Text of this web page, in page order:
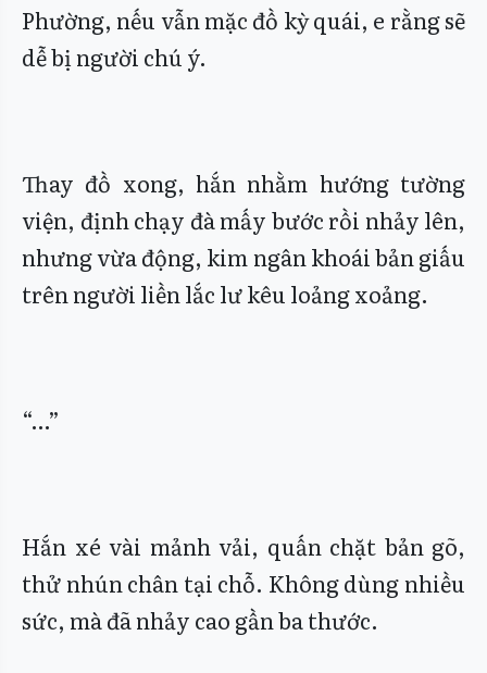
Phường, nếu vẫn mặc đồ kỳ quái, e rằng sẽ
dễ bị người chú ý.
Thay đồ xong, hắn nhằm hướng tường
viện, định chạy đà mấy bước rồi nhảy lên,
nhưng vừa động, kim ngân khoái bản giấu
trên người liền lắc lư kêu loảng xoảng.
“…”
Hắn xé vài mảnh vải, quấn chặt bản gõ,
thử nhún chân tại chỗ. Không dùng nhiều
sức, mà đã nhảy cao gần ba thước.